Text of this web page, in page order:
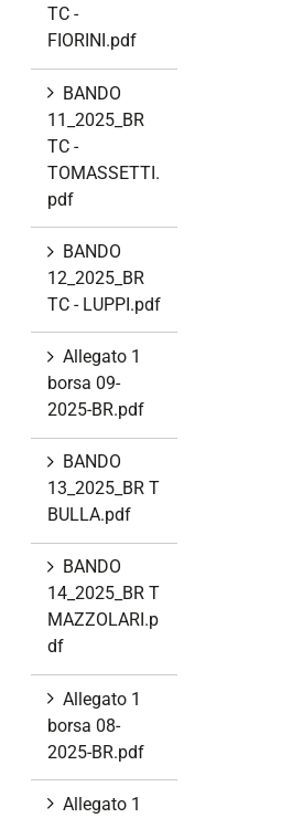
TC -
FIORINI.pdf
BANDO
11_2025_BR
TC -
TOMASSETTI.
pdf
BANDO
12_2025_BR
TC - LUPPI.pdf
Allegato 1
borsa 09-
2025-BR.pdf
BANDO
13_2025_BR T
BULLA.pdf
BANDO
14_2025_BR T
MAZZOLARI.p
df
Allegato 1
borsa 08-
2025-BR.pdf
Allegato 1